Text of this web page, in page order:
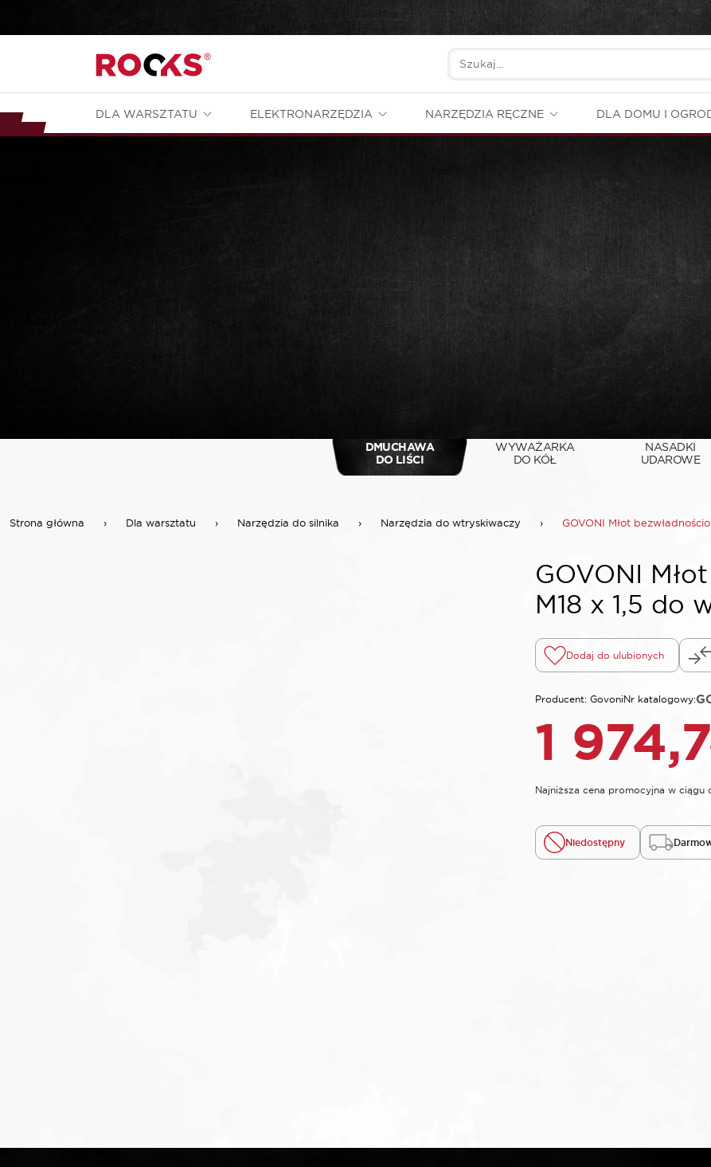
DLA WARSZTATU ELEKTRONARZĘDZIA NARZĘDZIA RĘCZNE DLA DOMU I
DMUCHAWA
DO LIŚCI
WYWAŻARKA
DO KÓŁ
NASADKI
UDAROWE
Strona główna › Dla warsztatu › Narzędzia do silnika › Narzędzia do wtryskiwaczy › GOVONI Młot
GOVONI
M18 x 1,5 do
Dodaj do ulubionych
Producent: GovoniNr katalogowy:
1
Najniższa cena promocyjna w ciągu
Niedostępny